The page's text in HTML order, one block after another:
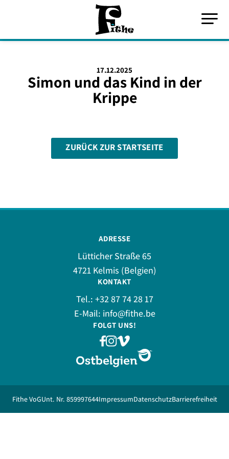
17.12.2025
Simon und das Kind in der
Krippe
ZURÜCK ZUR STARTSEITE
ADRESSE
Lütticher Straße 65
4721 Kelmis (Belgien)
KONTAKT
Tel.: +32 87 74 28 17
E-Mail: info@fithe.be
FOLGT UNS!
Fithe VoGUnt. Nr. 859997644ImpressumDatenschutzBarrierefreiheit